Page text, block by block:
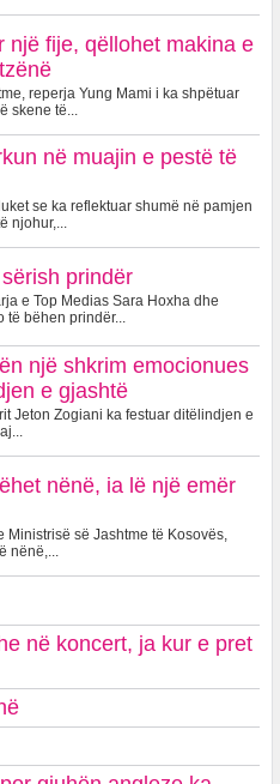
një fije, qëllohet makina e
reperja Yung Mami i ka shpëtuar
skene të...
në muajin e pestë të
se ka reflektuar shumë në pamjen
njohur,...
prindër
e Top Medias Sara Hoxha dhe
të bëhen prindër...
një shkrim emocionues
e gjashtë
Jeton Zogiani ka festuar ditëlindjen e
nënë, ia lë një emër
Ministrisë së Jashtme të Kosovës,
nënë,...
në koncert, ja kur e pret